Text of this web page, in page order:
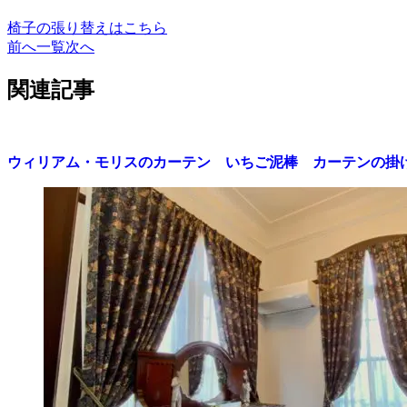
椅子の張り替えはこちら
前へ一覧次へ
関連記事
ウィリアム・モリスのカーテン いちご泥棒 カーテンの掛